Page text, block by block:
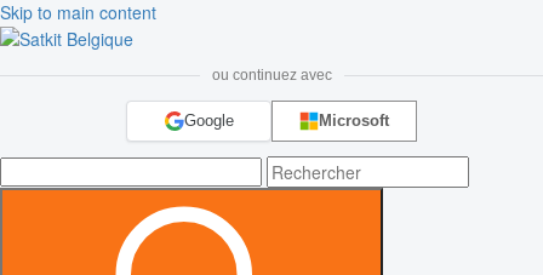
Skip to main content
ou continuez avec
Google Microsoft